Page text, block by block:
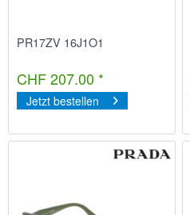
PR17ZV 16J1O1
CHF 207.00 *
Jetzt bestellen